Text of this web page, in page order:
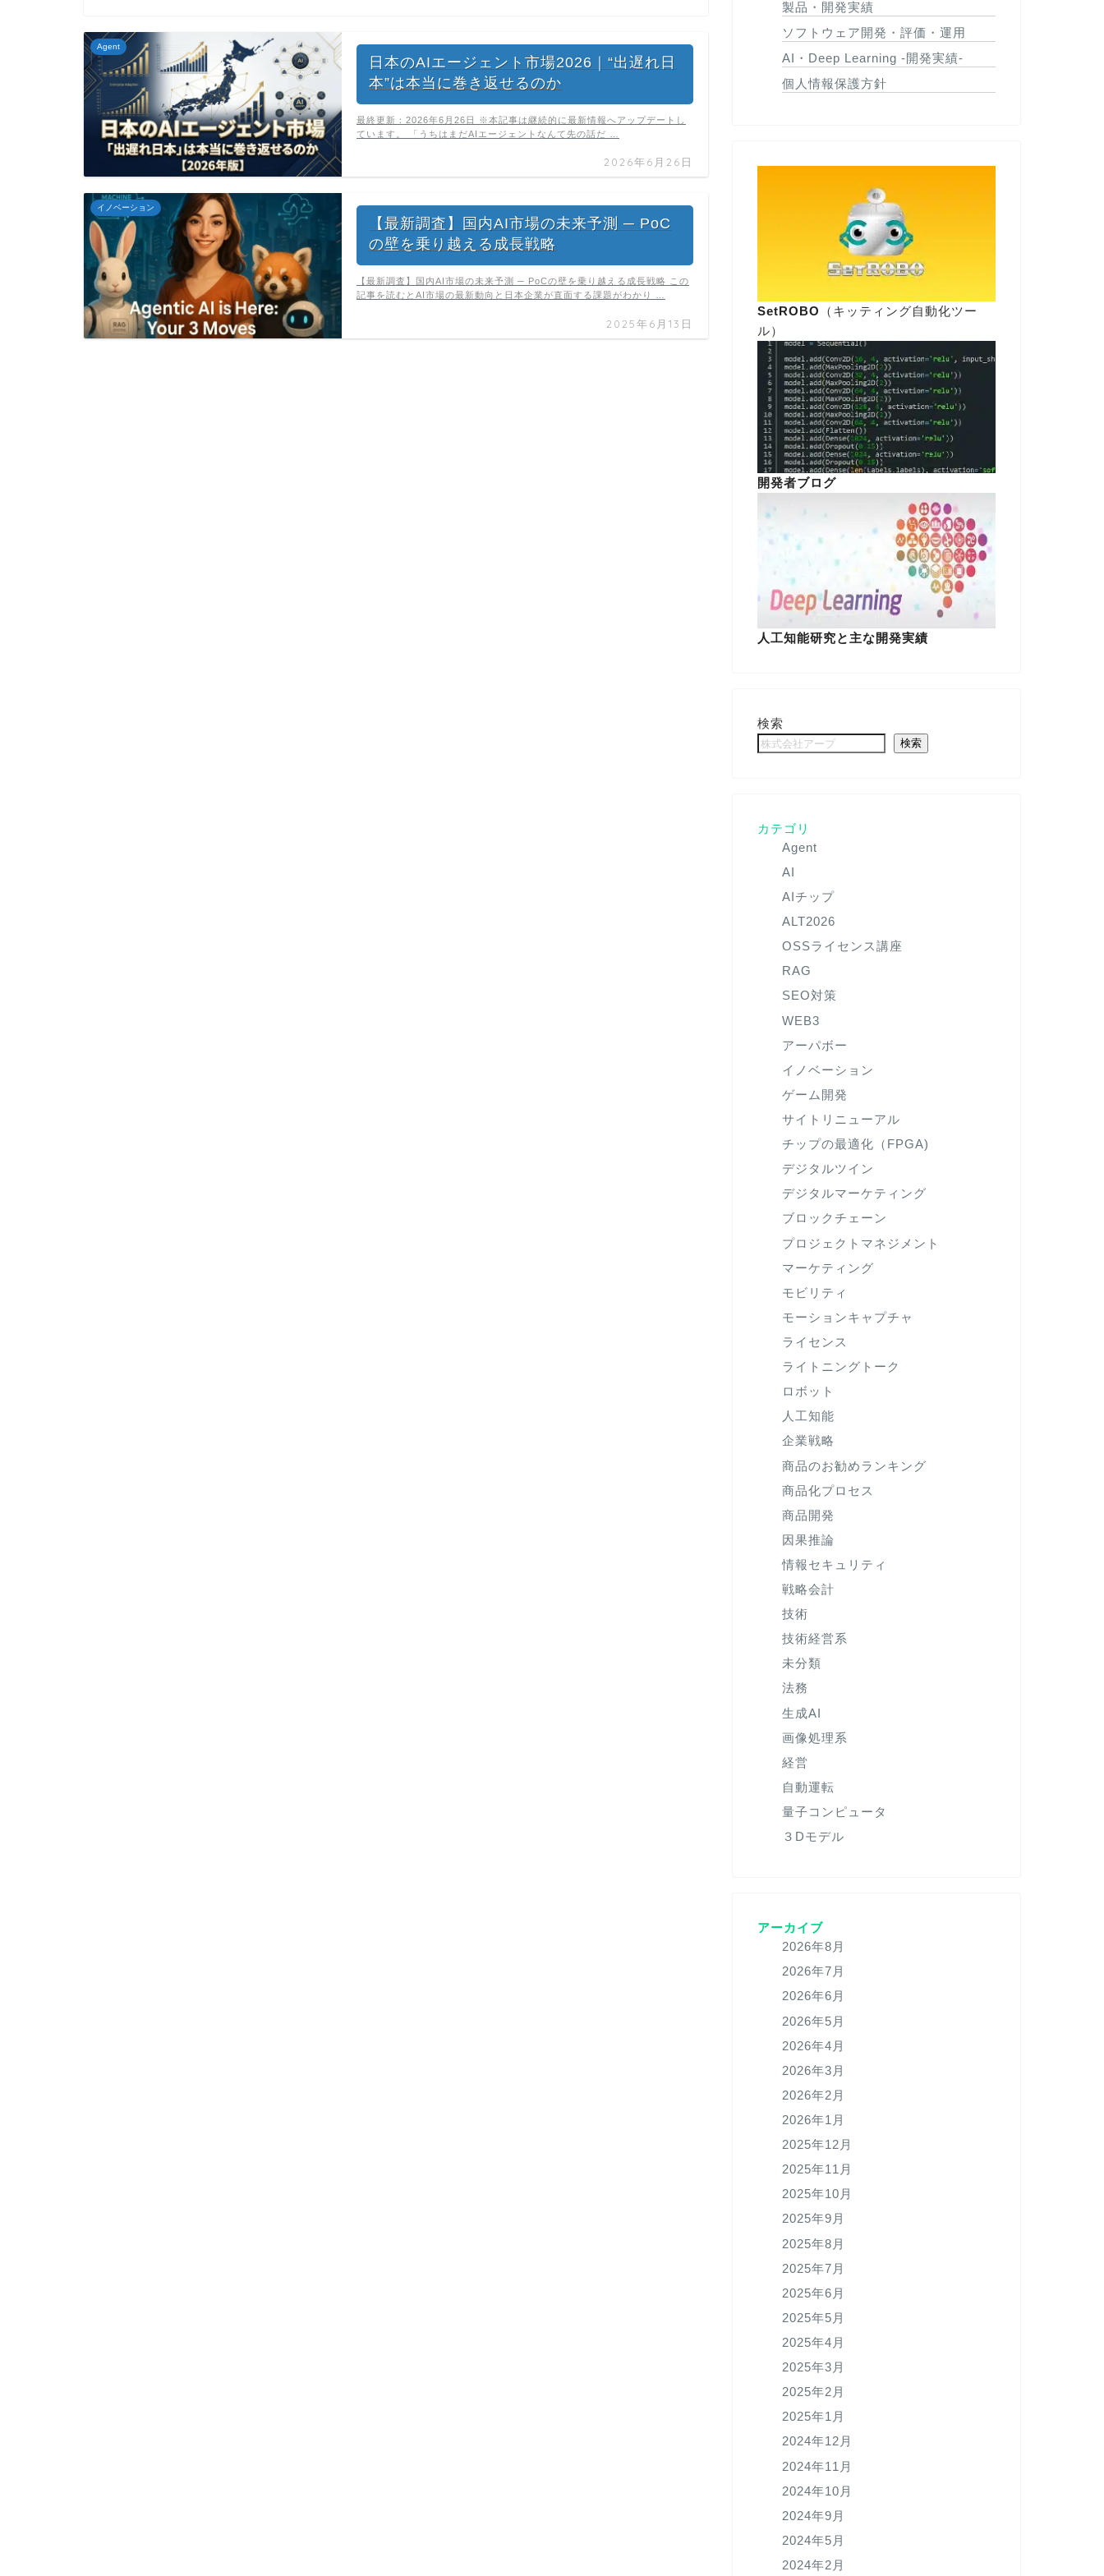
Agent
日本のAIエージェント市場2026｜“出遅れ日
本”は本当に巻き返せるのか
2026年6月26日
最終更新：2026年6月26日 ※本記事は継続的に最新情報へアップデートし
ています。 「うちはまだAIエージェントなんて先の話だ …
イノベーション
【最新調査】国内AI市場の未来予測 ─ PoC
の壁を乗り越える成長戦略
2025年6月13日
【最新調査】国内AI市場の未来予測 ─ PoCの壁を乗り越える成長戦略 この
記事を読むとAI市場の最新動向と日本企業が直面する課題がわかり …
製品・開発実績
ソフトウェア開発・評価・運用
AI・Deep Learning -開発実績-
個人情報保護方針
SetROBO
（キッティング自動化ツー
ル）
開発者ブログ
人工知能研究と主な開発実績
検索
検索
カテゴリ
Agent
AI
AIチップ
ALT2026
OSSライセンス講座
RAG
SEO対策
WEB3
アーパボー
イノベーション
ゲーム開発
サイトリニューアル
チップの最適化（FPGA)
デジタルツイン
デジタルマーケティング
ブロックチェーン
プロジェクトマネジメント
マーケティング
モビリティ
モーションキャプチャ
ライセンス
ライトニングトーク
ロボット
人工知能
企業戦略
商品のお勧めランキング
商品化プロセス
商品開発
因果推論
情報セキュリティ
戦略会計
技術
技術経営系
未分類
法務
生成AI
画像処理系
経営
自動運転
量子コンピュータ
３Dモデル
アーカイブ
2026年8月
2026年7月
2026年6月
2026年5月
2026年4月
2026年3月
2026年2月
2026年1月
2025年12月
2025年11月
2025年10月
2025年9月
2025年8月
2025年7月
2025年6月
2025年5月
2025年4月
2025年3月
2025年2月
2025年1月
2024年12月
2024年11月
2024年10月
2024年9月
2024年5月
2024年2月